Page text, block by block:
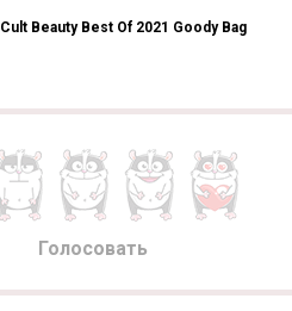
Cult Beauty Best Of 2021 Goody Bag
Голосовать